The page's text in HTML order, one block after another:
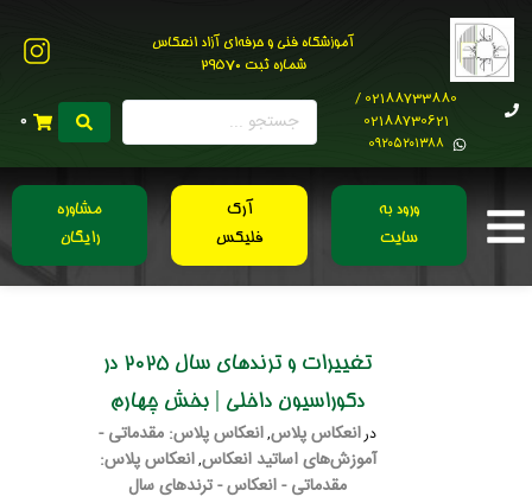
آموزشگاه فنی و حرفه‌ای آزاد انعکاس
شماره ثبت 29570
02188733880 /
02188730621
0۹۲۰۵۲۰۱۳۸۸
0
ورود به
سایت
آرک
فلیکس
مشاوره
رایگان
تغییرات و ترندهای سال 2025 در
دکوراسیون داخلی | بخش چهارم
درانعکاس پلاس,انعکاس پلاس: مقدماتی -
آموزش‌های اساتید انعکاس,انعکاس پلاس:
مقدماتی - انعکاس - ترندهای سال